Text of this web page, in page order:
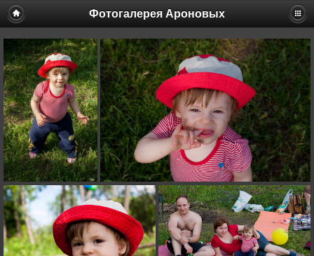
Фотогалерея Ароновых